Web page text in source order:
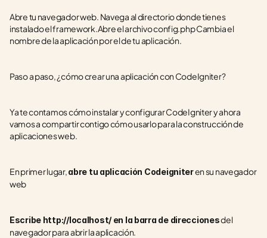
Abre tu navegador web. Navega al directorio donde tienes
instalado el framework.Abre el archivo config.php Cambia el
nombre de la aplicación por el de tu aplicación.
Paso a paso, ¿cómo crear una aplicación con CodeIgniter?
Ya te contamos cómo instalar y configurar CodeIgniter y ahora
vamos a compartir contigo cómo usarlo para la construcción de
aplicaciones web.
En primer lugar, abre tu aplicación Codeigniter en su navegador
web
Escribe http://localhost/ en la barra de direcciones del
navegador para abrir la aplicación.